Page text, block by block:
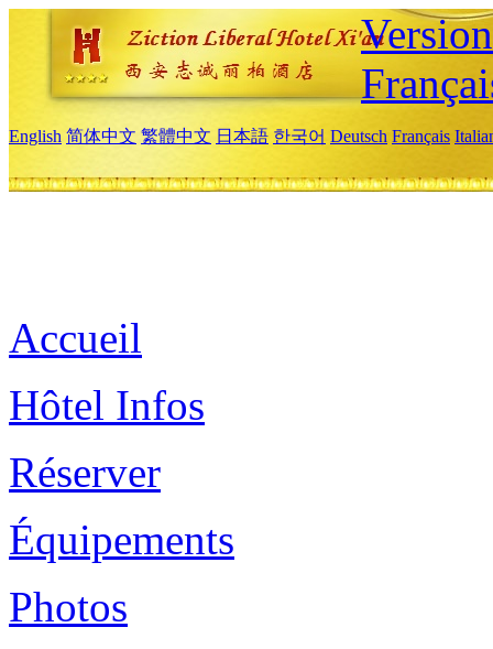
English 简体中文 繁體中文 日本語 한국어 Deutsch Français
Accueil
Hôtel Infos
Réserver
Équipements
Photos